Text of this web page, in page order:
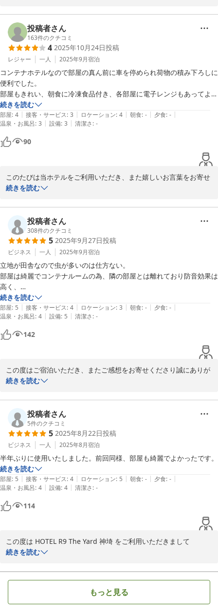
す。
またお近くにお越しの際には、ぜひ当ホテルをご利用くださいま
せ。
またのお越しをスタッフ一同、心からお待ち申し上げております。
ＨＯＴＥＬ Ｒ９ Ｔｈｅ Ｙａｒｄ 神埼
2025-12-18
投稿者さん
163件のクチコミ
4 2025年10月24日投稿
レジャー 一人 2025年9月宿泊
コンテナホテルなので部屋の真ん前に車を停められ荷物の積み下ろしに
便利でした。
部屋もきれい、朝食に冷凍食品付き、各部屋に電子レンジもあってよい
部屋でした
続きを読む
部屋: 4 | 接客・サービス: 3 | ロケーション: 4 | 朝食: - | 夕食: - |
温泉・お風呂: 3 | 設備: 3 | 清潔さ: -
90
このたびは当ホテルをご利用いただき、また嬉しいお言葉をお寄せ
いただきありがとうございます。
にご満足いただけたとのこと、大変嬉しく拝見いたしました。
今後もお客様に快適にお過ごしいただけるよう、スタッフ一同努め
てまいります。
またお近くへお越しの際は、ぜひ当ホテルをご利用くださいませ。
またのお越しを心よりお待ち申し上げております。
HOTEL R9 The Yard 神埼
2025-10-24
続きを読む
投稿者さん
308件のクチコミ
5 2025年9月27日投稿
ビジネス 一人 2025年9月宿泊
立地が田舎なので虫が多いのは仕方ない。
部屋は綺麗でコンテナルームの為、隣の部屋とは離れており防音効果は
高く、
キャンピングカーより断然、快適です。
近くに出張の際は利用させて頂きます。
続きを読む
部屋: 5 | 接客・サービス: 4 | ロケーション: 3 | 朝食: - | 夕食: - |
温泉・お風呂: 4 | 設備: 5 | 清潔さ: -
142
この度はご宿泊いただき、またご感想をお寄せくださり誠にありが
とうございます。
し訳ございません。今後はできる限り快適にお過ごしいただけるよ
う、定期的な点検や対策を強化してまいります。
そのような中でも、お部屋の快適さや防音性をご評価いただき大変
嬉しく存じます。
またお近くにお越しの際には、少しでも安心してご滞在いただける
よう努めてまいりますので、ぜひご利用くださいませ。スタッフ一
同心よりお待ちしております。
2025-09-27
続きを読む
投稿者さん
5件のクチコミ
5 2025年8月22日投稿
ビジネス 一人 2025年8月宿泊
半年ぶりに使用いたしました。前回同様、部屋も綺麗でよかったです。
続きを読む
部屋: 5 | 接客・サービス: 4 | ロケーション: 5 | 朝食: - | 夕食: - |
温泉・お風呂: 4 | 設備: 4 | 清潔さ: -
114
この度は HOTEL R9 The Yard 神埼 をご利用いただきまして
誠にありがとうございます。
今後もより一層大きなご満足を、お客様にご提供できるホテルにな
る事を目指し
スタッフ一同、日々精進して参ります。
またのお越しを心からお待ち申し上げております。
続きを読む
もっと見る